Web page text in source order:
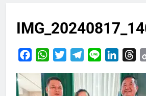
FacebookWhatsApp
TwitterTelegram
Line